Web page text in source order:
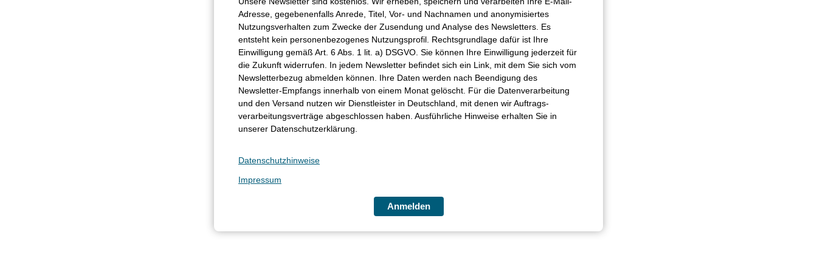
Adresse, gegebenenfalls Anrede, Titel, Vor- und Nachnamen und anonymisiertes
Nutzungsverhalten zum Zwecke der Zusendung und Analyse des Newsletters. Es
entsteht kein personenbezogenes Nutzungsprofil. Rechtsgrundlage dafür ist Ihre
Einwilligung gemäß Art. 6 Abs. 1 lit. a) DSGVO. Sie können Ihre Einwilligung jederzeit für
die Zukunft widerrufen. In jedem Newsletter befindet sich ein Link, mit dem Sie sich vom
Newsletterbezug abmelden können. Ihre Daten werden nach Beendigung des
Newsletter-Empfangs innerhalb von einem Monat gelöscht. Für die Datenverarbeitung
und den Versand nutzen wir Dienstleister in Deutschland, mit denen wir Auftrags­
verarbeitungs­verträge abgeschlossen haben. Ausführliche Hinweise erhalten Sie in
unserer Datenschutz­erklärung.
Datenschutzhinweise
Impressum
Anmelden